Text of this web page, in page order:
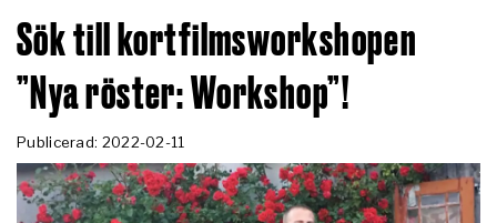
Sök till kortfilmsworkshopen
”Nya röster: Workshop”!
Publicerad: 2022-02-11